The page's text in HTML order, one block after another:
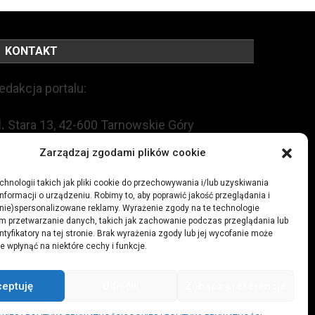
Zarządzaj zgodami plików cookie
takich jak pliki cookie do przechowywania i/lub uzyskiwania
o urządzeniu. Robimy to, aby poprawić jakość przeglądania i
reklamy. Wyrażenie zgody na te technologie
przetwarzanie danych, takich jak zachowanie podczas przeglądania lub
na tej stronie. Brak wyrażenia zgody lub jej wycofanie może
wpłynąć na niektóre cechy i funkcje.
KONTAKT
portalu:
Stara 13, 42-600 Tarnowskie Góry
+48 509 547 822
redakcja@czytamiwiem.pl
biuro@czytamiwiem.pl